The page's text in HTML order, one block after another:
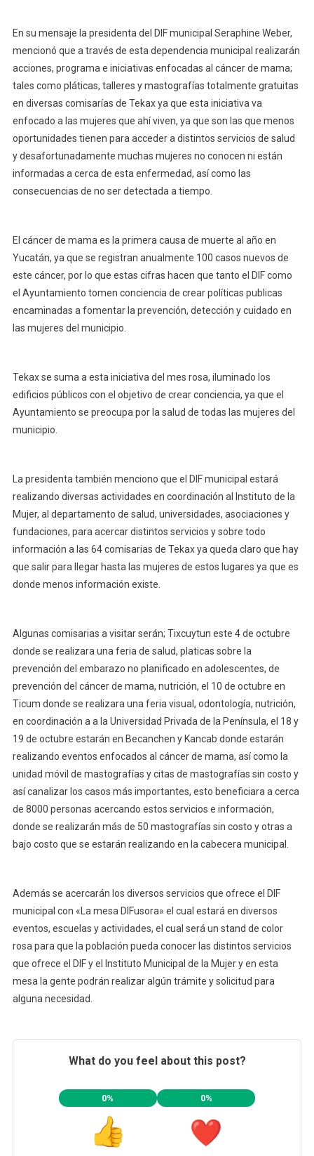
En su mensaje la presidenta del DIF municipal Seraphine Weber,
mencionó que a través de esta dependencia municipal realizarán
acciones, programa e iniciativas enfocadas al cáncer de mama;
tales como pláticas, talleres y mastografías totalmente gratuitas
en diversas comisarías de Tekax ya que esta iniciativa va
enfocado a las mujeres que ahí viven, ya que son las que menos
oportunidades tienen para acceder a distintos servicios de salud
y desafortunadamente muchas mujeres no conocen ni están
informadas a cerca de esta enfermedad, así como las
consecuencias de no ser detectada a tiempo.
El cáncer de mama es la primera causa de muerte al año en
Yucatán, ya que se registran anualmente 100 casos nuevos de
este cáncer, por lo que estas cifras hacen que tanto el DIF como
el Ayuntamiento tomen conciencia de crear políticas publicas
encaminadas a fomentar la prevención, detección y cuidado en
las mujeres del municipio.
Tekax se suma a esta iniciativa del mes rosa, iluminado los
edificios públicos con el objetivo de crear conciencia, ya que el
Ayuntamiento se preocupa por la salud de todas las mujeres del
municipio.
La presidenta también menciono que el DIF municipal estará
realizando diversas actividades en coordinación al Instituto de la
Mujer, al departamento de salud, universidades, asociaciones y
fundaciones, para acercar distintos servicios y sobre todo
información a las 64 comisarias de Tekax ya queda claro que hay
que salir para llegar hasta las mujeres de estos lugares ya que es
donde menos información existe.
Algunas comisarias a visitar serán; Tixcuytun este 4 de octubre
donde se realizara una feria de salud, platicas sobre la
prevención del embarazo no planificado en adolescentes, de
prevención del cáncer de mama, nutrición, el 10 de octubre en
Ticum donde se realizara una feria visual, odontología, nutrición,
en coordinación a a la Universidad Privada de la Península, el 18 y
19 de octubre estarán en Becanchen y Kancab donde estarán
realizando eventos enfocados al cáncer de mama, así como la
unidad móvil de mastografías y citas de mastografías sin costo y
así canalizar los casos más importantes, esto beneficiara a cerca
de 8000 personas acercando estos servicios e información,
donde se realizarán más de 50 mastografías sin costo y otras a
bajo costo que se estarán realizando en la cabecera municipal.
Además se acercarán los diversos servicios que ofrece el DIF
municipal con «La mesa DIFusora» el cual estará en diversos
eventos, escuelas y actividades, el cual será un stand de color
rosa para que la población pueda conocer las distintos servicios
que ofrece el DIF y el Instituto Municipal de la Mujer y en esta
mesa la gente podrán realizar algún trámite y solicitud para
alguna necesidad.
What do you feel about this post?
0% 0%